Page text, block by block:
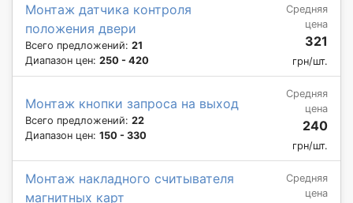
Монтаж датчика контроля
положения двери
Всего предложений: 21
Диапазон цен: 250 - 420
Средняя
цена
321
грн/шт.
Монтаж кнопки запроса на выход
Всего предложений: 22
Диапазон цен: 150 - 330
Средняя
цена
240
грн/шт.
Монтаж накладного считывателя
магнитных карт
Средняя
цена